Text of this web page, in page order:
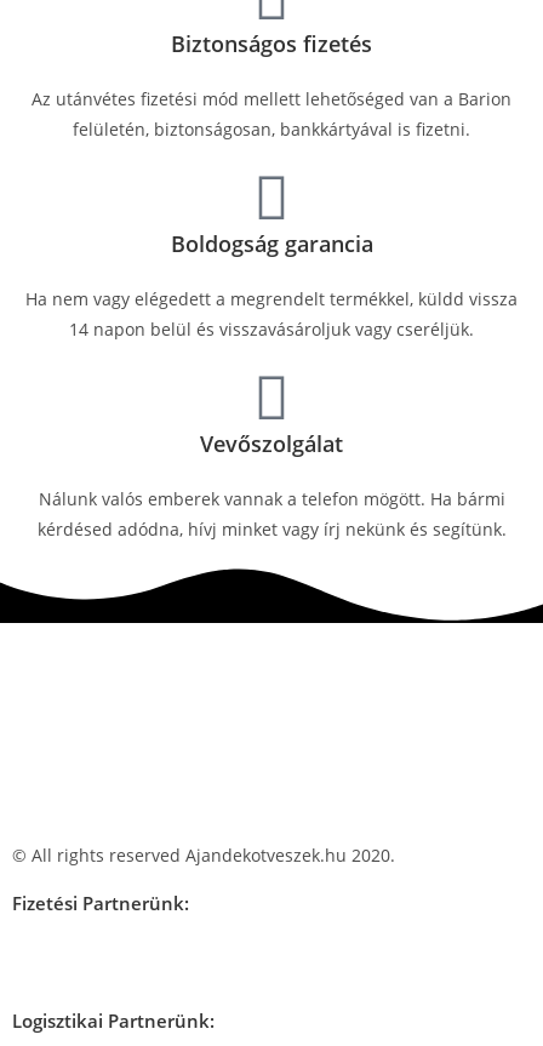
Biztonságos fizetés
Az utánvétes fizetési mód mellett lehetőséged van a Barion
felületén, biztonságosan, bankkártyával is fizetni.
Boldogság garancia
Ha nem vagy elégedett a megrendelt termékkel, küldd vissza
14 napon belül és visszavásároljuk vagy cseréljük.
Vevőszolgálat
Nálunk valós emberek vannak a telefon mögött. Ha bármi
kérdésed adódna, hívj minket vagy írj nekünk és segítünk.
© All rights reserved Ajandekotveszek.hu 2020.
Fizetési Partnerünk:
Logisztikai Partnerünk: